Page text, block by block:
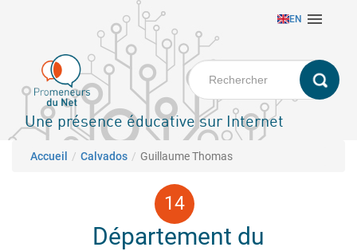
principal
EN 
Une présence éducative sur Internet
Fil d'Ariane
Accueil Calvados Guillaume Thomas
Département du